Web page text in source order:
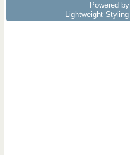
Powered
Lightweight